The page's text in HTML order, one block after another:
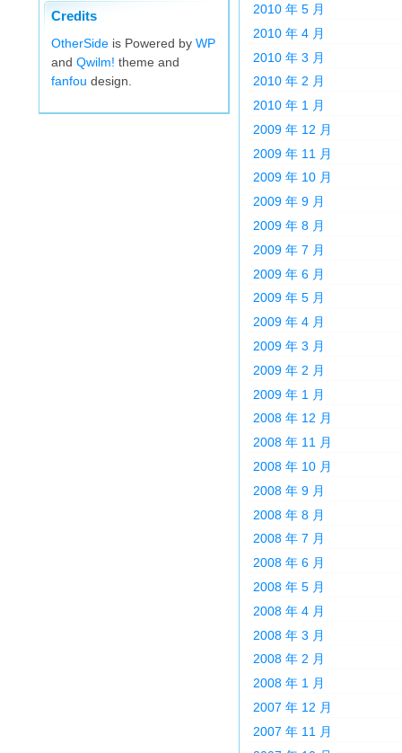
Credits
OtherSide is Powered by WP
and Qwilm! theme and
fanfou design.
2010 年 5 月
2010 年 4 月
2010 年 3 月
2010 年 2 月
2010 年 1 月
2009 年 12 月
2009 年 11 月
2009 年 10 月
2009 年 9 月
2009 年 8 月
2009 年 7 月
2009 年 6 月
2009 年 5 月
2009 年 4 月
2009 年 3 月
2009 年 2 月
2009 年 1 月
2008 年 12 月
2008 年 11 月
2008 年 10 月
2008 年 9 月
2008 年 8 月
2008 年 7 月
2008 年 6 月
2008 年 5 月
2008 年 4 月
2008 年 3 月
2008 年 2 月
2008 年 1 月
2007 年 12 月
2007 年 11 月